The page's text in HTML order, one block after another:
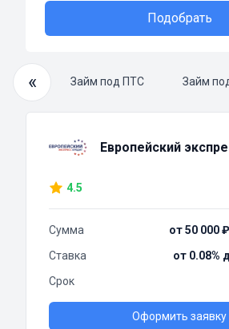
Подобрать
«
займ Займ под ПТС Займ
Европейский
4.5
Сумма
от 50 000
Ставка
от 0.08%
Срок
Оформить заявку